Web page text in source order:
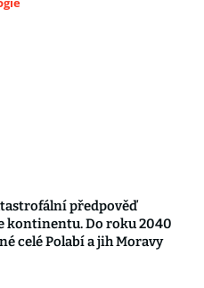
předpověď
kontinentu. Do roku 2040
celé Polabí a jih Moravy